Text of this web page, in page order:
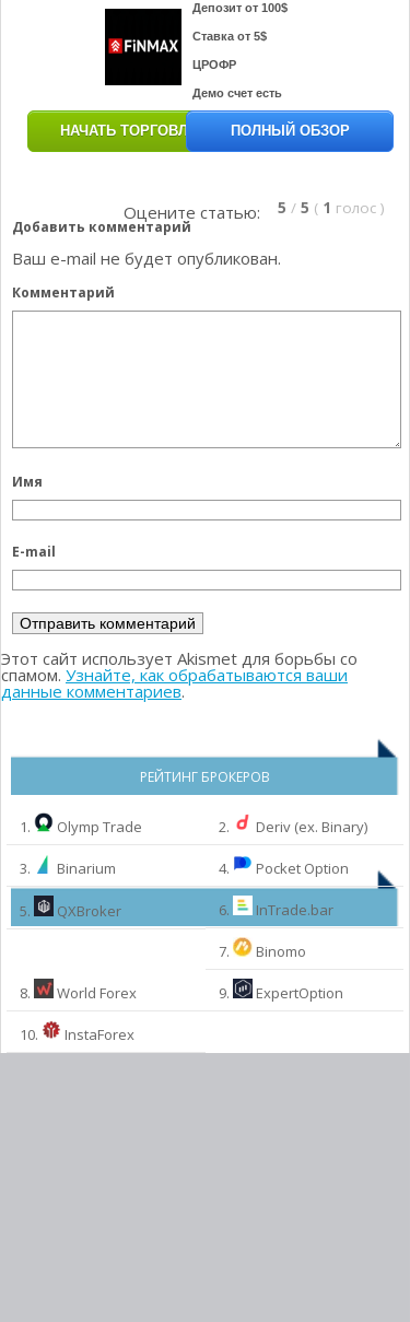
Депозит от 100$
Ставка от 5$
ЦРОФР
Демо счет есть
НАЧАТЬ ТОРГОВЛЮ ПОЛНЫЙ ОБЗОР
Оцените статью: 5 / 5 ( 1 голос )
Добавить комментарий
Ваш e-mail не будет опубликован.
Комментарий
Имя
E-mail
Этот сайт использует Akismet для борьбы со
спамом. Узнайте, как обрабатываются ваши
данные комментариев.
РЕЙТИНГ БРОКЕРОВ
1. Olymp Trade 2. Deriv (ex. Binary)
3. Binarium 4. Pocket Option
5. QXBroker 6. InTrade.bar
7. Binomo
8. World Forex 9. ExpertOption
10. InstaForex